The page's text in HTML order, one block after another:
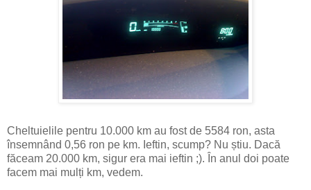
Cheltuielile pentru 10.000 km au fost de 5584 ron, asta
însemnând 0,56 ron pe km. Ieftin, scump? Nu știu. Dacă
făceam 20.000 km, sigur era mai ieftin ;). În anul doi poate
facem mai mulți km, vedem.